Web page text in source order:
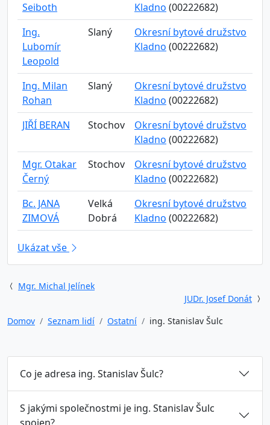
Seiboth
Kladno (00222682)
Ing.
Lubomír
Leopold
Slaný
Okresní bytové družstvo
Kladno (00222682)
Ing. Milan
Rohan
Slaný
Okresní bytové družstvo
Kladno (00222682)
JIŘÍ BERAN
Stochov
Okresní bytové družstvo
Kladno (00222682)
Mgr. Otakar
Černý
Stochov
Okresní bytové družstvo
Kladno (00222682)
Bc. JANA
ZIMOVÁ
Velká
Dobrá
Okresní bytové družstvo
Kladno (00222682)
Ukázat vše
Mgr. Michal Jelínek
JUDr. Josef Donát
Domov
Seznam lidí Ostatní ing. Stanislav Šulc
Co je adresa ing. Stanislav Šulc?
S jakými společnostmi je ing. Stanislav Šulc